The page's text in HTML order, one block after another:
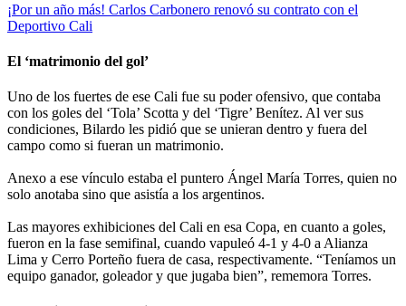
¡Por un año más! Carlos Carbonero renovó su contrato con el
Deportivo Cali
El ‘matrimonio del gol’
Uno de los fuertes de ese Cali fue su poder ofensivo, que contaba
con los goles del ‘Tola’ Scotta y del ‘Tigre’ Benítez. Al ver sus
condiciones, Bilardo les pidió que se unieran dentro y fuera del
campo como si fueran un matrimonio.
Anexo a ese vínculo estaba el puntero Ángel María Torres, quien no
solo anotaba sino que asistía a los argentinos.
Las mayores exhibiciones del Cali en esa Copa, en cuanto a goles,
fueron en la fase semifinal, cuando vapuleó 4-1 y 4-0 a Alianza
Lima y Cerro Porteño fuera de casa, respectivamente. “Teníamos un
equipo ganador, goleador y que jugaba bien”, rememora Torres.